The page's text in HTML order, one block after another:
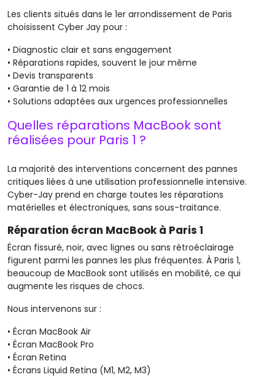
Les clients situés dans le 1er arrondissement de Paris
choisissent Cyber Jay pour :
• Diagnostic clair et sans engagement
• Réparations rapides, souvent le jour même
• Devis transparents
• Garantie de 1 à 12 mois
• Solutions adaptées aux urgences professionnelles
Quelles réparations MacBook sont
réalisées pour Paris 1 ?
La majorité des interventions concernent des pannes
critiques liées à une utilisation professionnelle intensive.
Cyber-Jay prend en charge toutes les réparations
matérielles et électroniques, sans sous-traitance.
Réparation écran MacBook à Paris 1
Écran fissuré, noir, avec lignes ou sans rétroéclairage
figurent parmi les pannes les plus fréquentes. À Paris 1,
beaucoup de MacBook sont utilisés en mobilité, ce qui
augmente les risques de chocs.
Nous intervenons sur :
• Écran MacBook Air
• Écran MacBook Pro
• Écran Retina
• Écrans Liquid Retina (M1, M2, M3)